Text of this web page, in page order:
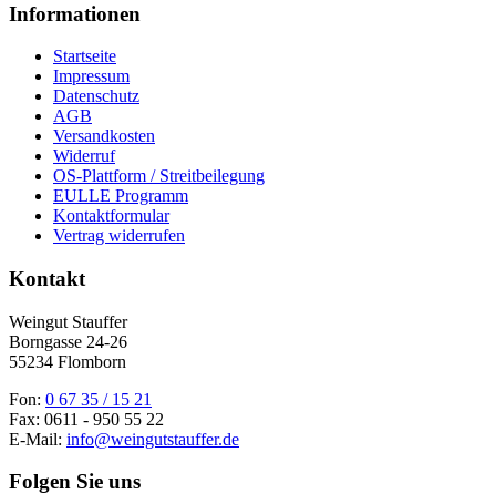
Informationen
Startseite
Impressum
Datenschutz
AGB
Versandkosten
Widerruf
OS-Plattform / Streitbeilegung
EULLE Programm
Kontaktformular
Vertrag widerrufen
Kontakt
Weingut Stauffer
Borngasse 24-26
55234 Flomborn
Fon: 0 67 35 / 15 21
Fax: 0611 - 950 55 22
E-Mail: info@weingutstauffer.de
Folgen Sie uns